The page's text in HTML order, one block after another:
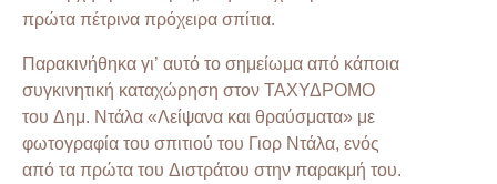
πρώτα πέτρινα πρόχειρα σπίτια.
Παρακινήθηκα γι’ αυτό το σημείωμα από κάποια
συγκινητική καταχώρηση στον ΤΑΧΥΔΡΟΜΟ
του Δημ. Ντάλα «Λείψανα και θραύσματα» με
φωτογραφία του σπιτιού του Γιορ Ντάλα, ενός
από τα πρώτα του Διστράτου στην παρακμή του.